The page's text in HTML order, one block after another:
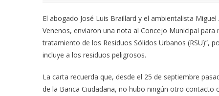
El abogado José Luis Braillard y el ambientalista
Venenos, enviaron una nota al Concejo Municipal
tratamiento de los Residuos Sólidos Urbanos (RSU)”,
incluye a los residuos peligrosos.
La carta recuerda que, desde el 25 de septiembre
de la Banca Ciudadana, no hubo ningún otro contacto